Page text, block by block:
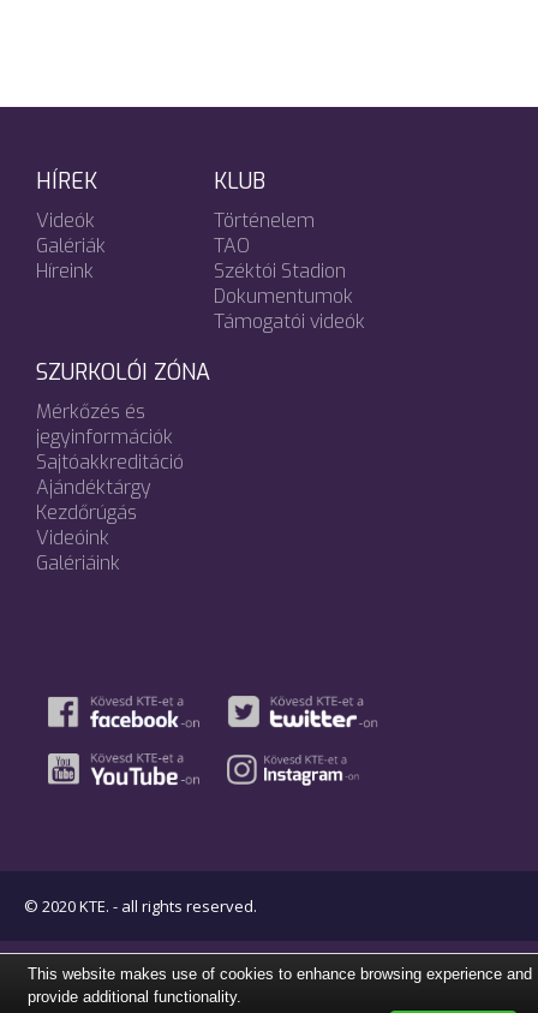
HÍREK
Videók
Galériák
Híreink
KLUB
Történelem
TAO
Széktói Stadion
Dokumentumok
Támogatói videók
SZURKOLÓI ZÓNA
Mérkőzés és
jegyinformációk
Sajtóakkreditáció
Ajándéktárgy
Kezdőrúgás
Videóink
Galériáink
© 2020 KTE. - all rights reserved.
This website makes use of cookies to enhance browsing experience and
provide additional functionality.